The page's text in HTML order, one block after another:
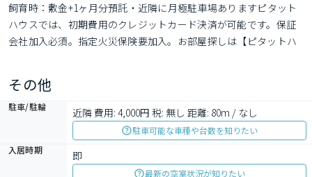
飼育時：敷金+1ヶ月分預託・近隣に月極駐車場ありますピタット
ハウスでは、初期費用のクレジットカード決済が可能です。保証
会社加入必須。指定火災保険要加入。お部屋探しは【ピタットハ
その他
駐車/駐輪 近隣 費用: 4,000円 税: 無し 距離: 80m / なし
駐車可能な車種や台数を知りたい
入居時期
即
最新の空室状況が知りたい